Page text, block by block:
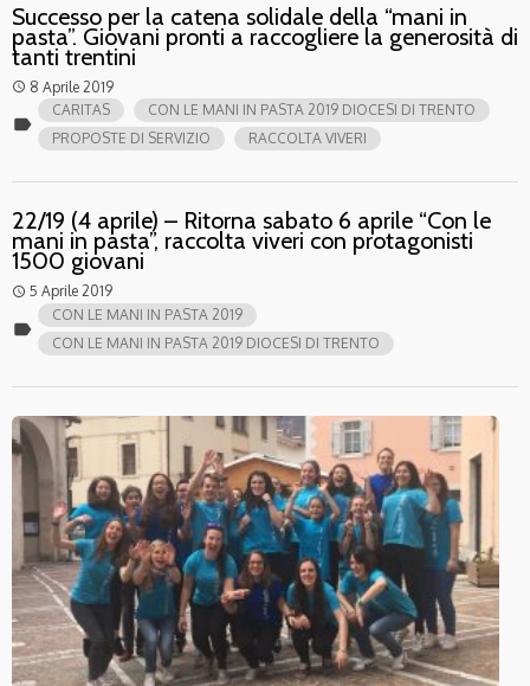
Successo per la catena solidale della “mani in
pasta”. Giovani pronti a raccogliere la generosità di
tanti trentini
access_time 8 Aprile 2019
label
CARITAS
CON LE MANI IN PASTA 2019 DIOCESI DI TRENTO
PROPOSTE DI SERVIZIO
RACCOLTA VIVERI
22/19 (4 aprile) – Ritorna sabato 6 aprile “Con le
mani in pasta”, raccolta viveri con protagonisti
1500 giovani
access_time 5 Aprile 2019
label
CON LE MANI IN PASTA 2019
CON LE MANI IN PASTA 2019 DIOCESI DI TRENTO